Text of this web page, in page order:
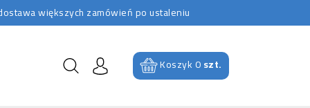
większych zamówień po ustaleniu
Koszyk0szt.